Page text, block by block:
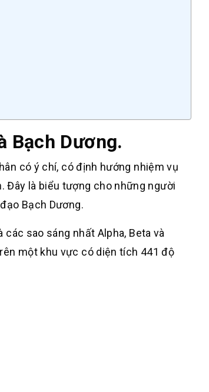
Bạch Dương.
có ý chí, có định hướng nhiệm vụ
Đây là biểu tượng cho những người
Bạch Dương.
sao sáng nhất Alpha, Beta và
một khu vực có diện tích 441 độ